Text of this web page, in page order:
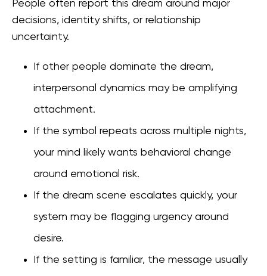
People often report this dream around major
decisions, identity shifts, or relationship
uncertainty.
If other people dominate the dream,
interpersonal dynamics may be amplifying
attachment.
If the symbol repeats across multiple nights,
your mind likely wants behavioral change
around emotional risk.
If the dream scene escalates quickly, your
system may be flagging urgency around
desire.
If the setting is familiar, the message usually